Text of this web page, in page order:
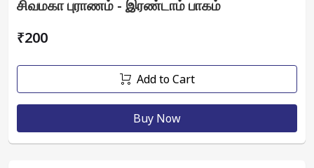
சிவமகா புராணம் - இரண்டாம் பாகம்
₹200
Add to Cart
Buy Now